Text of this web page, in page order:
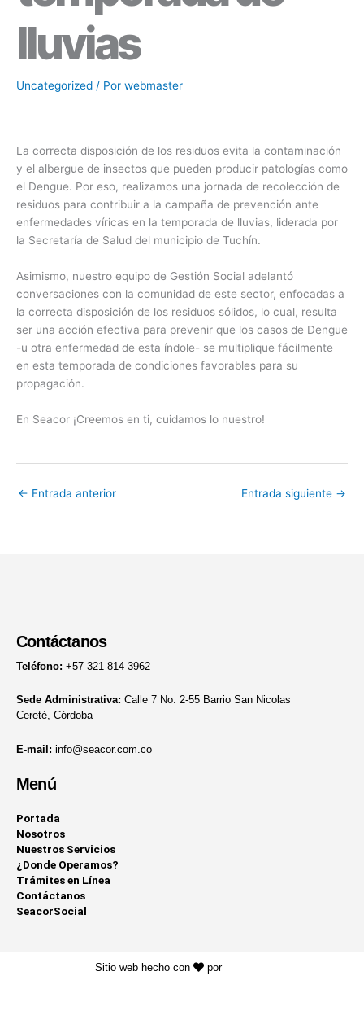
lluvias
Uncategorized / Por webmaster
La correcta disposición de los residuos evita la contaminación
y el albergue de insectos que pueden producir patologías como
el Dengue. Por eso, realizamos una jornada de recolección de
residuos para contribuir a la campaña de prevención ante
enfermedades víricas en la temporada de lluvias, liderada por
la Secretaría de Salud del municipio de Tuchín.
Asimismo, nuestro equipo de Gestión Social adelantó
conversaciones con la comunidad de este sector, enfocadas a
la correcta disposición de los residuos sólidos, lo cual, resulta
ser una acción efectiva para prevenir que los casos de Dengue
-u otra enfermedad de esta índole- se multiplique fácilmente
en esta temporada de condiciones favorables para su
propagación.
En Seacor ¡Creemos en ti, cuidamos lo nuestro!
← Entrada anterior Entrada siguiente →
Contáctanos
Teléfono: +57 321 814 3962
Sede Administrativa: Calle 7 No. 2-55 Barrio San Nicolas
Cereté, Córdoba
E-mail: info@seacor.com.co
Menú
Portada
Nosotros
Nuestros Servicios
¿Donde Operamos?
Trámites en Línea
Contáctanos
SeacorSocial
Sitio web hecho con por